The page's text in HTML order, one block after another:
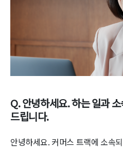
Q. 안녕하세요. 하는 일과
드립니다.
안녕하세요. 커머스 트랙에 소속